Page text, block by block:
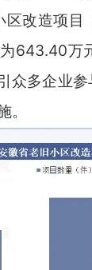
改造项目
643.40万
众多企业
。